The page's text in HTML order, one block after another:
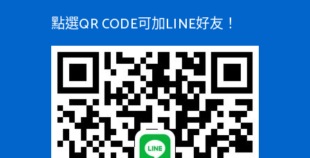
點選QR CODE可加LINE好友！